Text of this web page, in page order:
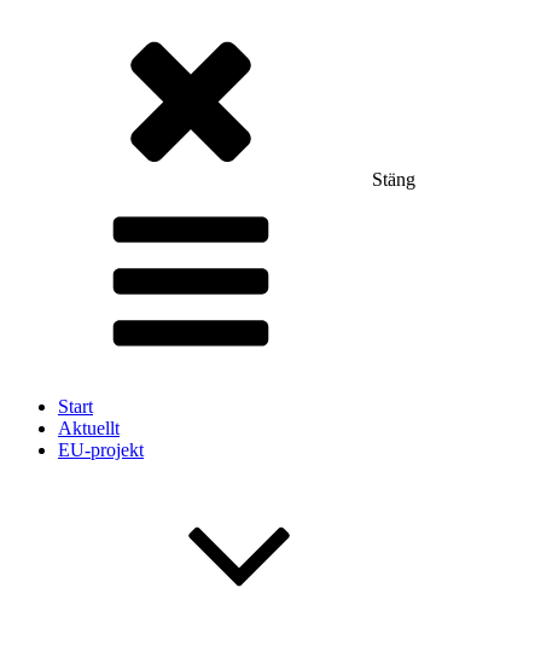
Stäng
Start
Aktuellt
EU-projekt